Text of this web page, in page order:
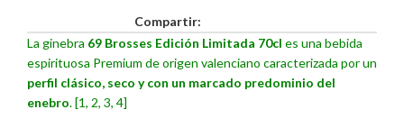
Compartir:
La ginebra 69 Brosses Edición Limitada 70cl es una bebida
espirituosa Premium de origen valenciano caracterizada por un
perfil clásico, seco y con un marcado predominio del
enebro. [1, 2, 3, 4]